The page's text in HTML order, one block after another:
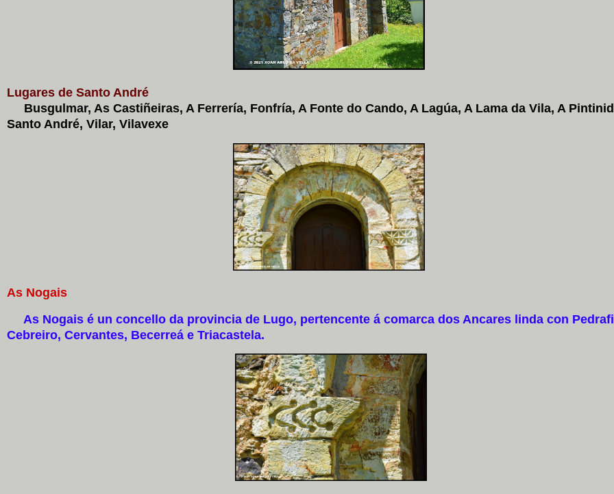
Lugares de Santo André
Busgulmar, As Castiñeiras, A Ferrería, Fonfría, A Fonte do Cando, A Lagúa, A Lama da Vila, A
Santo André, Vilar, Vilavexe
As Nogais
As Nogais é un concello da provincia de Lugo, pertencente á comarca dos Ancares linda con
Cebreiro, Cervantes, Becerreá e Triacastela.